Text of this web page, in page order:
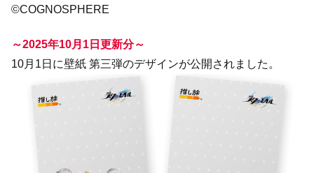
©COGNOSPHERE
～2025年10月1日更新分～
10月1日に壁紙 第三弾のデザインが公開されました。